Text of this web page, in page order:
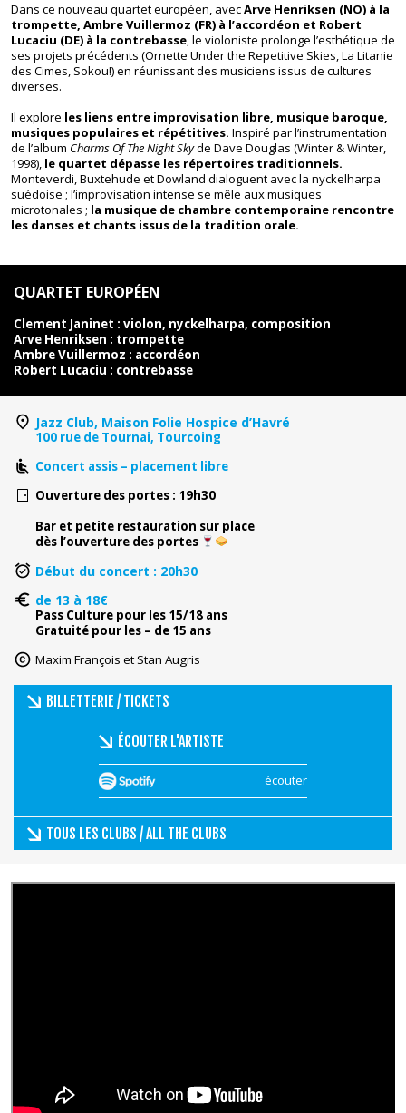
Dans ce nouveau quartet européen, avecArve Henriksen (NO) à la
trompette, Ambre Vuillermoz (FR) à l’accordéon et Robert
Lucaciu (DE) à la contrebasse, le violoniste prolonge l’esthétique de
ses projets précédents (Ornette Under the Repetitive Skies, La Litanie
des Cimes, Sokou!) en réunissant des musiciens issus de cultures
diverses.
Il explore les liens entre improvisation libre, musique baroque,
musiques populaires et répétitives. Inspiré par l’instrumentation
de l’album Charms Of The Night Skyde Dave Douglas (Winter & Winter,
1998), le quartet dépasse les répertoires traditionnels.
Monteverdi, Buxtehude et Dowland dialoguent avec la nyckelharpa
suédoise ; l’improvisation intense se mêle aux musiques
microtonales ; la musique de chambre contemporaine rencontre
les danses et chants issus de la tradition orale.
QUARTET EUROPÉEN
Clement Janinet : violon, nyckelharpa, composition
Arve Henriksen : trompette
Ambre Vuillermoz : accordéon
Robert Lucaciu : contrebasse
Jazz Club, Maison Folie Hospice d’Havré
100 rue de Tournai, Tourcoing
Concert assis – placement libre
Ouverture des portes : 19h30
Bar et petite restauration sur place
dès l’ouverture des portes
Début du concert : 20h30
de 13 à 18€
Pass Culture pour les 15/18 ans
Gratuité pour les – de 15 ans
Maxim François et Stan Augris
BILLETTERIE / TICKETS
ÉCOUTER L'ARTISTE
écouter
TOUS LES CLUBS / ALL THE CLUBS